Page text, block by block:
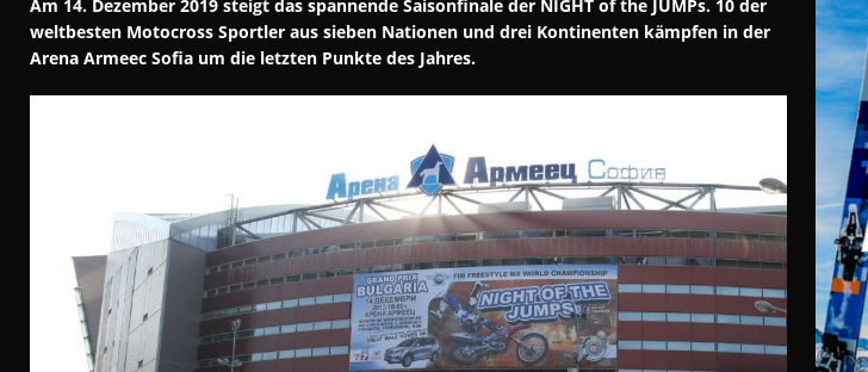
Am 14. Dezember 2019 steigt das spannende Saisonfinale der NIGHT of the JUMPs. 10 der
weltbesten Motocross Sportler aus sieben Nationen und drei Kontinenten kämpfen in der
Arena Armeec Sofia um die letzten Punkte des Jahres.